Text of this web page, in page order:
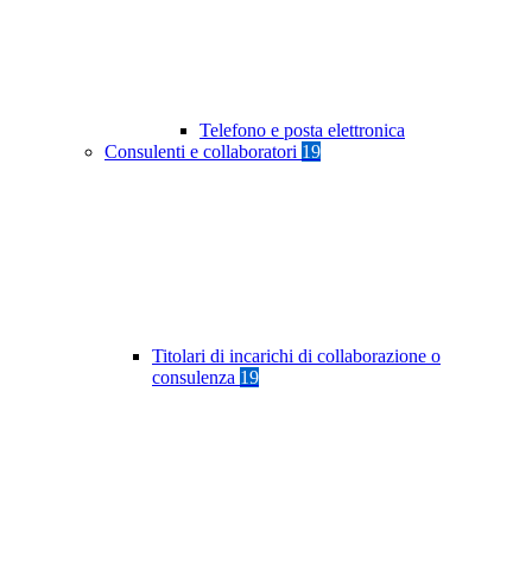
Telefono e posta elettronica
Consulenti e collaboratori 19
Titolari di incarichi di collaborazione o
consulenza 19